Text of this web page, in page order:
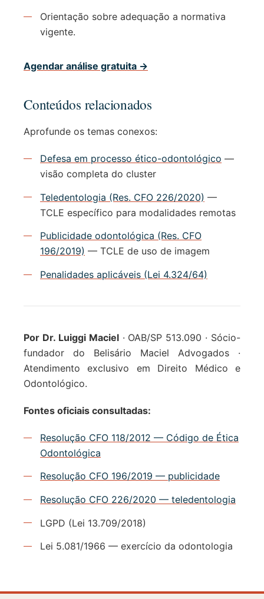
Orientação sobre adequação a normativa
vigente.
Agendar análise gratuita →
Conteúdos relacionados
Aprofunde os temas conexos:
Defesa em processo ético-odontológico —
visão completa do cluster
Teledentologia (Res. CFO 226/2020) —
TCLE específico para modalidades remotas
Publicidade odontológica (Res. CFO
196/2019) — TCLE de uso de imagem
Penalidades aplicáveis (Lei 4.324/64)
Por Dr. Luiggi Maciel· OAB/SP 513.090 · Sócio-
fundador do Belisário Maciel Advogados ·
Atendimento exclusivo em Direito Médico e
Odontológico.
Fontes oficiais consultadas:
Resolução CFO 118/2012 — Código de Ética
Odontológica
Resolução CFO 196/2019 — publicidade
Resolução CFO 226/2020 — teledentologia
LGPD (Lei 13.709/2018)
Lei 5.081/1966 — exercício da odontologia